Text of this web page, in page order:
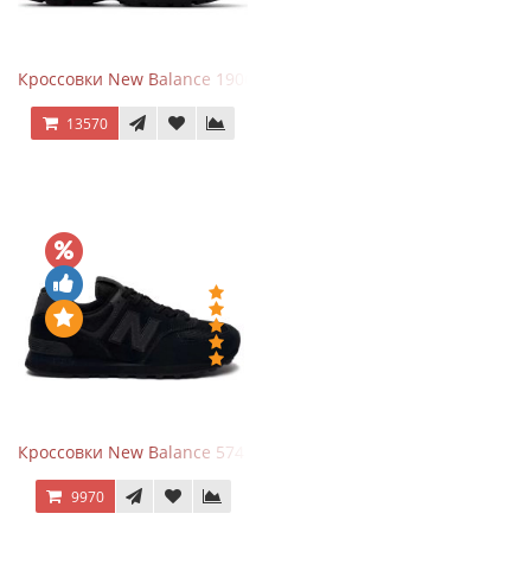
Кроссовки New Balance 1906A Dragon Berry
13570
Кроссовки New Balance 574 All Black
9970